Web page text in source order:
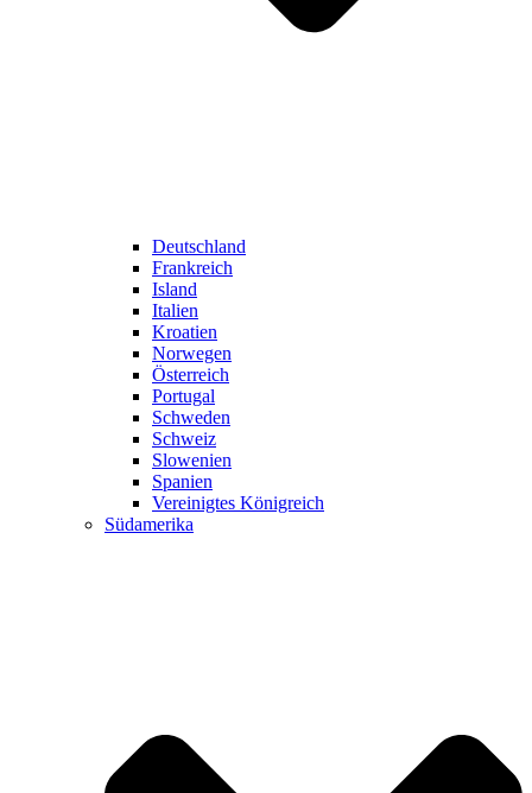
Deutschland
Frankreich
Island
Italien
Kroatien
Norwegen
Österreich
Portugal
Schweden
Schweiz
Slowenien
Spanien
Vereinigtes Königreich
Südamerika